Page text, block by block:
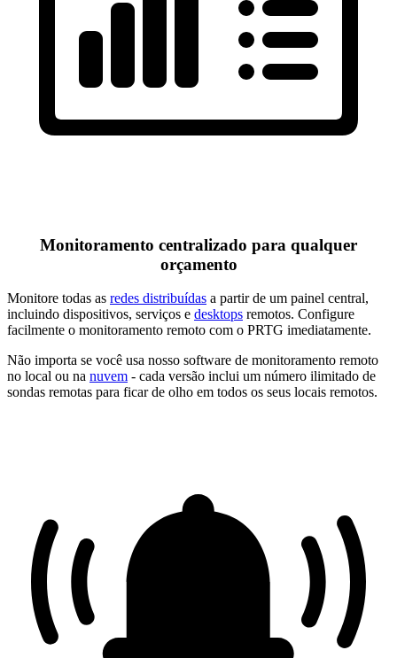
Monitoramento centralizado para qualquer
orçamento
Monitore todas as redes distribuídas a partir de um painel central,
incluindo dispositivos, serviços e desktops remotos. Configure
facilmente o monitoramento remoto com o PRTG imediatamente.
Não importa se você usa nosso software de monitoramento remoto
no local ou na nuvem - cada versão inclui um número ilimitado de
sondas remotas para ficar de olho em todos os seus locais remotos.